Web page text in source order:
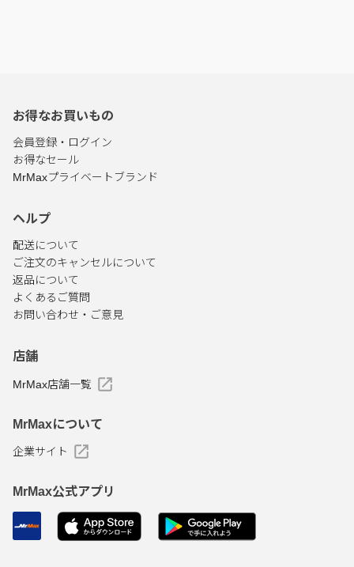
お得なお買いもの
会員登録・ログイン
お得なセール
MrMaxプライベートブランド
ヘルプ
配送について
ご注文のキャンセルについて
返品について
よくあるご質問
お問い合わせ・ご意見
店舗
MrMax店舗一覧
MrMaxについて
企業サイト
MrMax公式アプリ